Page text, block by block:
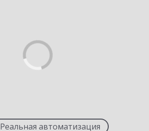
Реальная автоматизация